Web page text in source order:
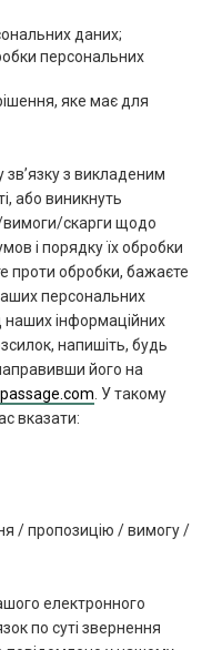
даних;
персональних
яке має для
зв’язку з викладеним
або виникнуть
скарги щодо
і порядку їх обробки
проти обробки, бажаєте
персональних
наших інформаційних
напишіть, будь
його на
. У такому
вказати:
/ пропозицію / вимогу /
електронного
по суті звернення